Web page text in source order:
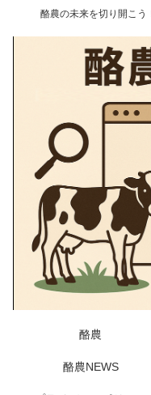
酪農の未来を切り開こ
酪農
酪農NEWS